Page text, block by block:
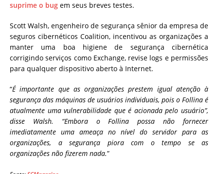
suprime o bug em seus breves testes.
Scott Walsh, engenheiro de segurança sênior da empresa de
seguros cibernéticos Coalition, incentivou as organizações a
manter uma boa higiene de segurança cibernética
corrigindo serviços como Exchange, revise logs e permissões
para qualquer dispositivo aberto à Internet.
“É importante que as organizações prestem igual atenção à
segurança das máquinas de usuários individuais, pois o Follina é
atualmente uma vulnerabilidade que é acionada pelo usuário”,
disse Walsh. “Embora o Follina possa não fornecer
imediatamente uma ameaça no nível do servidor para as
organizações, a segurança piora com o tempo se as
organizações não fizerem nada.”